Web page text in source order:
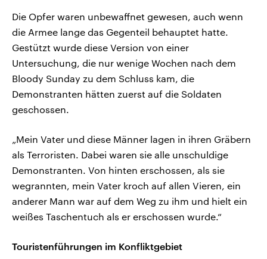
Die Opfer waren unbewaffnet gewesen, auch wenn
die Armee lange das Gegenteil behauptet hatte.
Gestützt wurde diese Version von einer
Untersuchung, die nur wenige Wochen nach dem
Bloody Sunday zu dem Schluss kam, die
Demonstranten hätten zuerst auf die Soldaten
geschossen.
„Mein Vater und diese Männer lagen in ihren Gräbern
als Terroristen. Dabei waren sie alle unschuldige
Demonstranten. Von hinten erschossen, als sie
wegrannten, mein Vater kroch auf allen Vieren, ein
anderer Mann war auf dem Weg zu ihm und hielt ein
weißes Taschentuch als er erschossen wurde.“
Touristenführungen im Konfliktgebiet